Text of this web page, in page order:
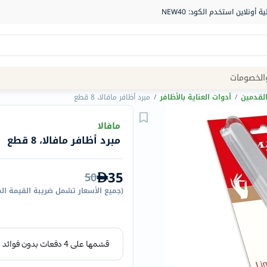
Navigation
الصيدلية
الماركات
Humantara
carroten
Posay
/ أدوات العناية بالأظافر / مبرد أظافر مافالا، 8 قطع
مافالا
مبرد أظافر مافالا، 8 قطع
35
50
(جميع الأسعار تشمل ضريبة القيمة